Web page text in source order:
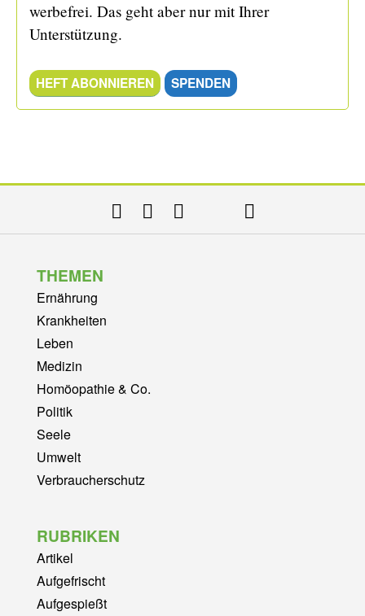
werbefrei. Das geht aber nur mit Ihrer
Unterstützung.
HEFT ABONNIEREN SPENDEN
THEMEN
Ernährung
Krankheiten
Leben
Medizin
Homöopathie & Co.
Politik
Seele
Umwelt
Verbraucherschutz
RUBRIKEN
Artikel
Aufgefrischt
Aufgespießt